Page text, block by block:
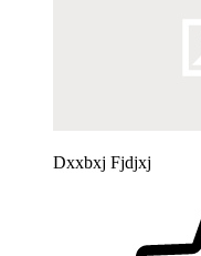
Dxxbxj Fjdjxj